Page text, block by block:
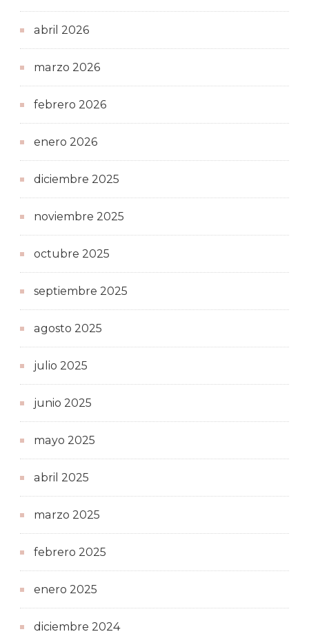
abril 2026
marzo 2026
febrero 2026
enero 2026
diciembre 2025
noviembre 2025
octubre 2025
septiembre 2025
agosto 2025
julio 2025
junio 2025
mayo 2025
abril 2025
marzo 2025
febrero 2025
enero 2025
diciembre 2024